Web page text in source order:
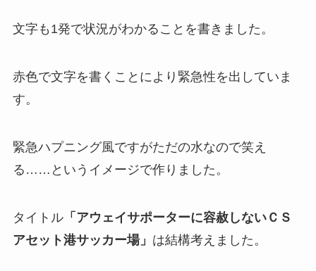
文字も1発で状況がわかることを書きました。
赤色で文字を書くことにより緊急性を出していま
す。
緊急ハプニング風ですがただの水なので笑え
る……というイメージで作りました。
タイトル「アウェイサポーターに容赦しないＣＳ
アセット港サッカー場」 は結構考えました。